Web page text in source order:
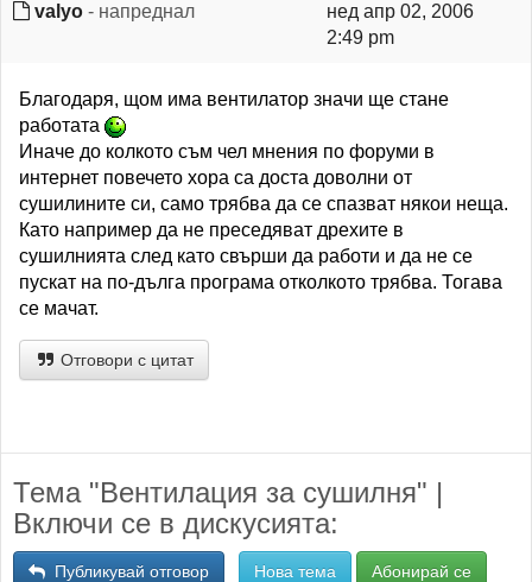
valyo - напреднал
нед апр 02, 2006
2:49 pm
Благодаря, щом има вентилатор значи ще стане
работата
Иначе до колкото съм чел мнения по форуми в
интернет повечето хора са доста доволни от
сушилините си, само трябва да се спазват някои неща.
Като например да не преседяват дрехите в
сушилнията след като свърши да работи и да не се
пускат на по-дълга програма отколкото трябва. Тогава
се мачат.
Отговори с цитат
Тема "Вентилация за сушилня" |
Включи се в дискусията:
Публикувай отговор Нова тема Абонирай се